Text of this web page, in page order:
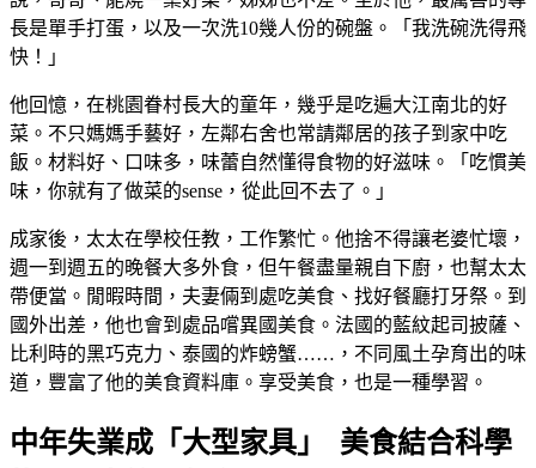
長是單手打蛋，以及一次洗10幾人份的碗盤。「我洗碗洗得飛
快！」
他回憶，在桃園眷村長大的童年，幾乎是吃遍大江南北的好
菜。不只媽媽手藝好，左鄰右舍也常請鄰居的孩子到家中吃
飯。材料好、口味多，味蕾自然懂得食物的好滋味。「吃慣美
味，你就有了做菜的sense，從此回不去了。」
成家後，太太在學校任教，工作繁忙。他捨不得讓老婆忙壞，
週一到週五的晚餐大多外食，但午餐盡量親自下廚，也幫太太
帶便當。閒暇時間，夫妻倆到處吃美食、找好餐廳打牙祭。到
國外出差，他也會到處品嚐異國美食。法國的藍紋起司披薩、
比利時的黑巧克力、泰國的炸螃蟹……，不同風土孕育出的味
道，豐富了他的美食資料庫。享受美食，也是一種學習。
中年失業成「大型家具」 美食結合科學